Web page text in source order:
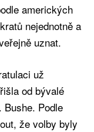
amerických
nejednotně a
uznat.
už
od bývalé
Bushe. Podle
že volby byly